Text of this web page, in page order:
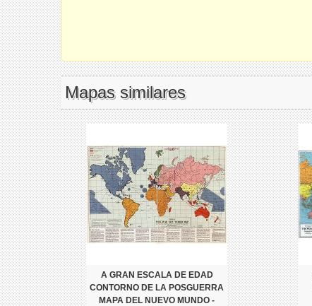
Mapas similares
A GRAN ESCALA DE EDAD
CONTORNO DE LA POSGUERRA
MAPA DEL NUEVO MUNDO -